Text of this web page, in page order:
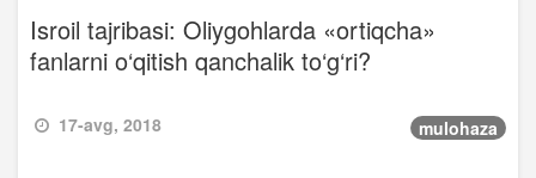
Isroil tajribasi: Oliygohlarda «ortiqcha»
fanlarni o‘qitish qanchalik to‘g‘ri?
17-avg, 2018 mulohaza